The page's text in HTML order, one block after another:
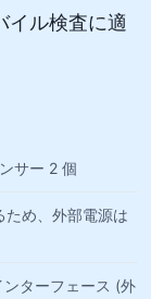
イル検査に適
サー 2 個
め、外部電源は
ターフェース (外